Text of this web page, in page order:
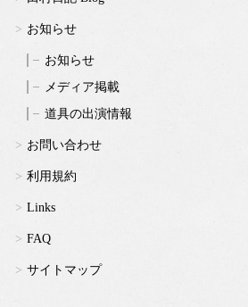
お知らせ
お知らせ
メディア掲載
道具の出演情報
お問い合わせ
利用規約
Links
FAQ
サイトマップ